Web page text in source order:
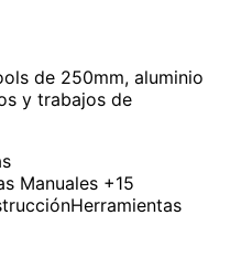
de 250mm, aluminio
y trabajos de
Manuales +15
Herramientas